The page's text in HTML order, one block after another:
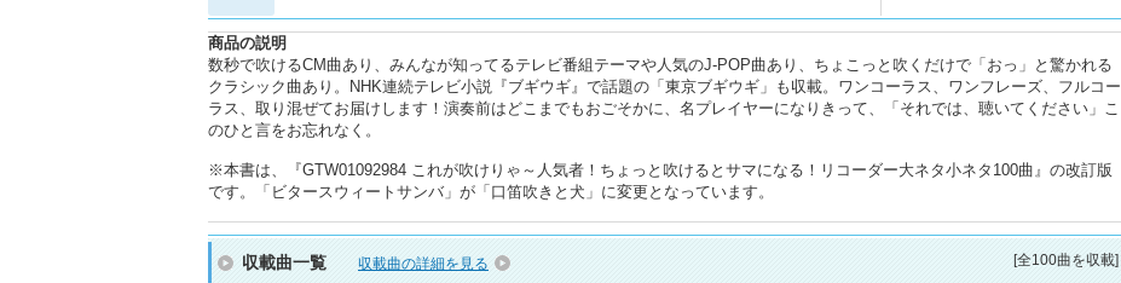
商品の説明
数秒で吹けるCM曲あり、みんなが知ってるテレビ番組テーマや人気のJ-POP曲あり、ちょこっと吹くだけで「おっ」と驚かれる
クラシック曲あり。NHK連続テレビ小説『ブギウギ』で話題の「東京ブギウギ」も収載。ワンコーラス、ワンフレーズ、フルコー
ラス、取り混ぜてお届けします！演奏前はどこまでもおごそかに、名プレイヤーになりきって、「それでは、聴いてください」こ
のひと言をお忘れなく。
※本書は、『GTW01092984 これが吹けりゃ～人気者！ちょっと吹けるとサマになる！リコーダー大ネタ小ネタ100曲』の改訂版
です。「ビタースウィートサンバ」が「口笛吹きと犬」に変更となっています。
収載曲一覧 収載曲の詳細を見る [全100曲を収載]